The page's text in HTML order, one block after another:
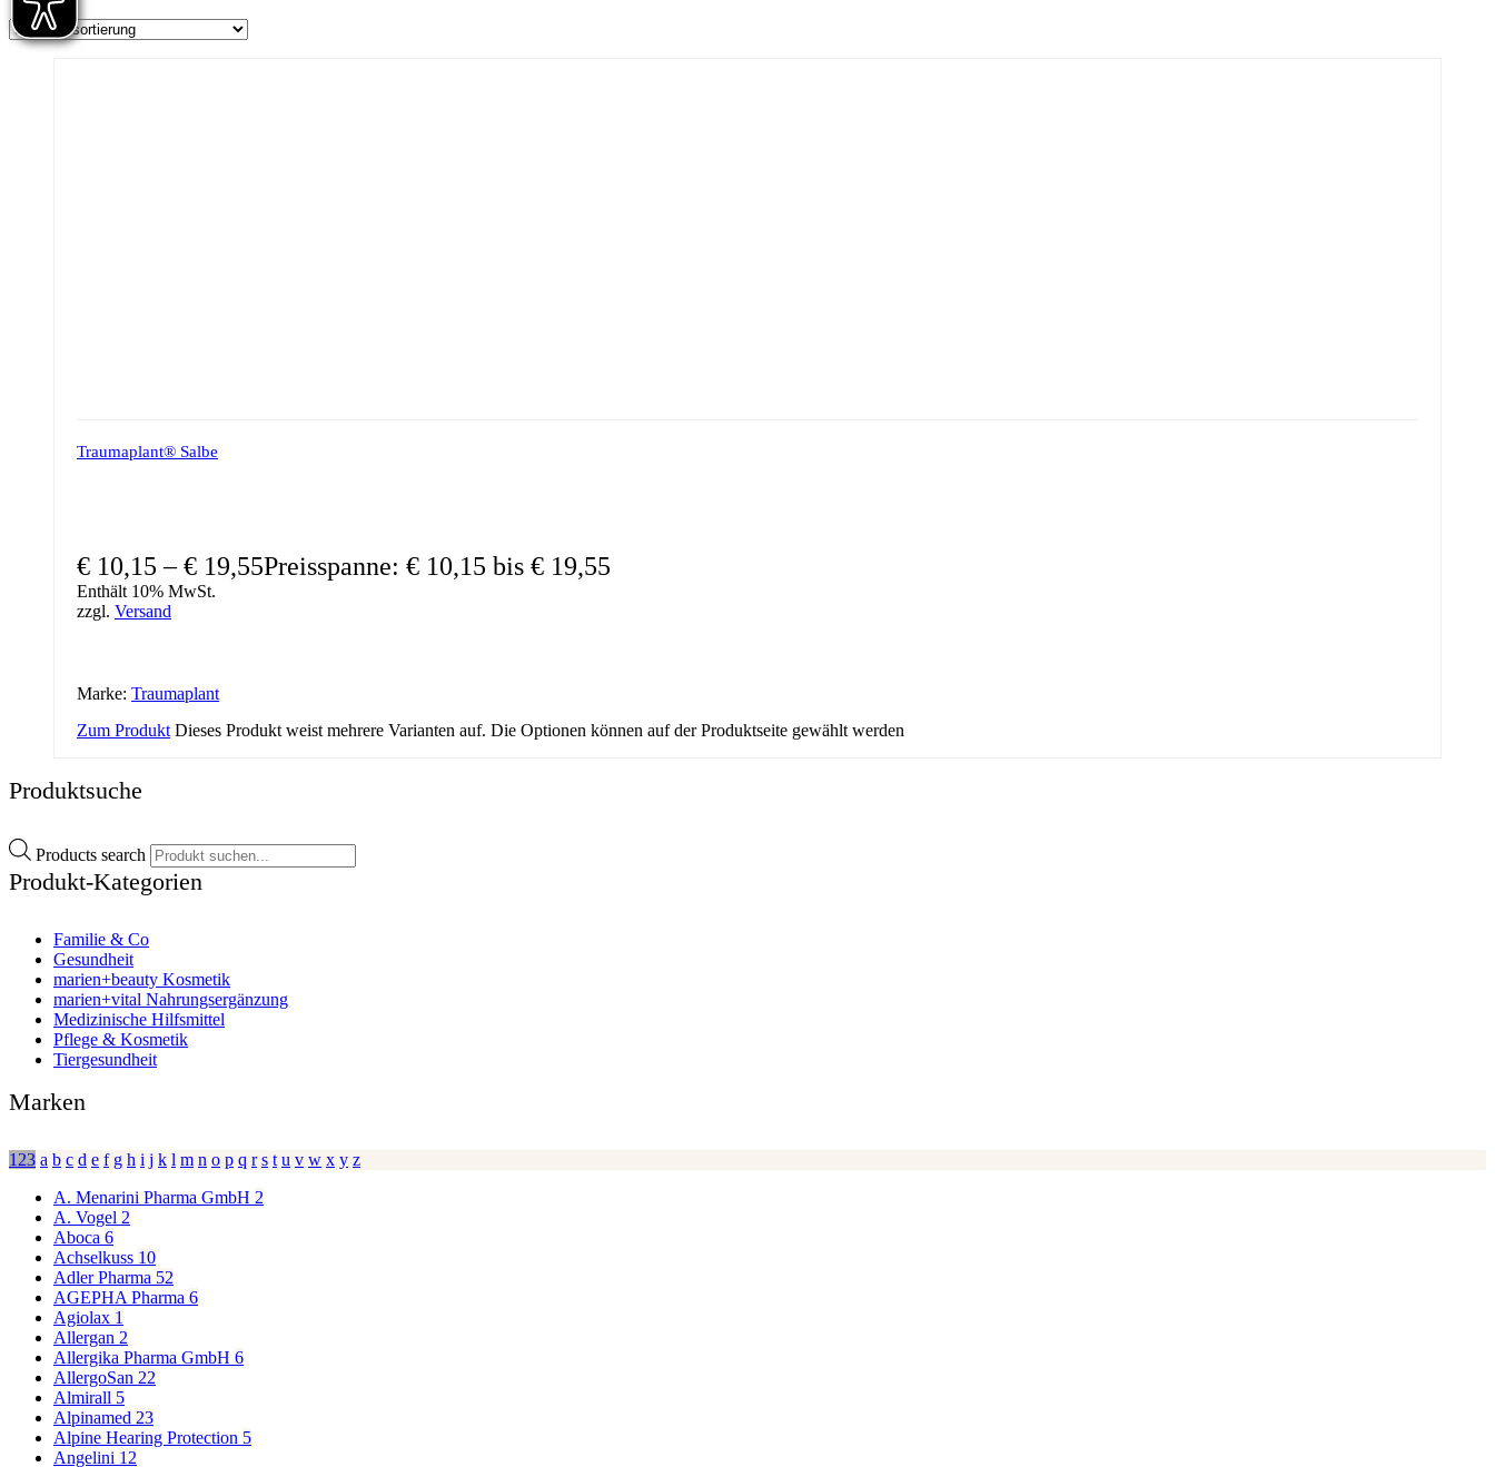
Traumaplant® Salbe
€ 10,15 –€ 19,55Preisspanne: € 10,15 bis € 19,55
Enthält 10% MwSt.
zzgl. Versand
Marke: Traumaplant
Zum Produkt Dieses Produkt weist mehrere Varianten auf. Die Optionen können auf der Produktseite gewählt werden
Produktsuche
Products search
Produkt-Kategorien
Familie & Co
Gesundheit
marien+beauty Kosmetik
marien+vital Nahrungsergänzung
Medizinische Hilfsmittel
Pflege & Kosmetik
Tiergesundheit
Marken
123 a b c d e f g h i j k l m n o p q r s t u v w x y z
A. Menarini Pharma GmbH 2
A. Vogel 2
Aboca 6
Achselkuss 10
Adler Pharma 52
AGEPHA Pharma 6
Agiolax 1
Allergan 2
Allergika Pharma GmbH 6
AllergoSan 22
Almirall 5
Alpinamed 23
Alpine Hearing Protection 5
Angelini 12